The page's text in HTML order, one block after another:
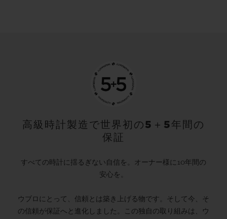
高級時計製造で世界初の5＋5年間の
保証
すべての時計に揺るぎない自信を。オーナー様に10年間の
安心を。
ウブロにとって、信頼とは築き上げる物です。そして今、そ
の信頼が保証へと進化しました。この独自の取り組みは、ウ